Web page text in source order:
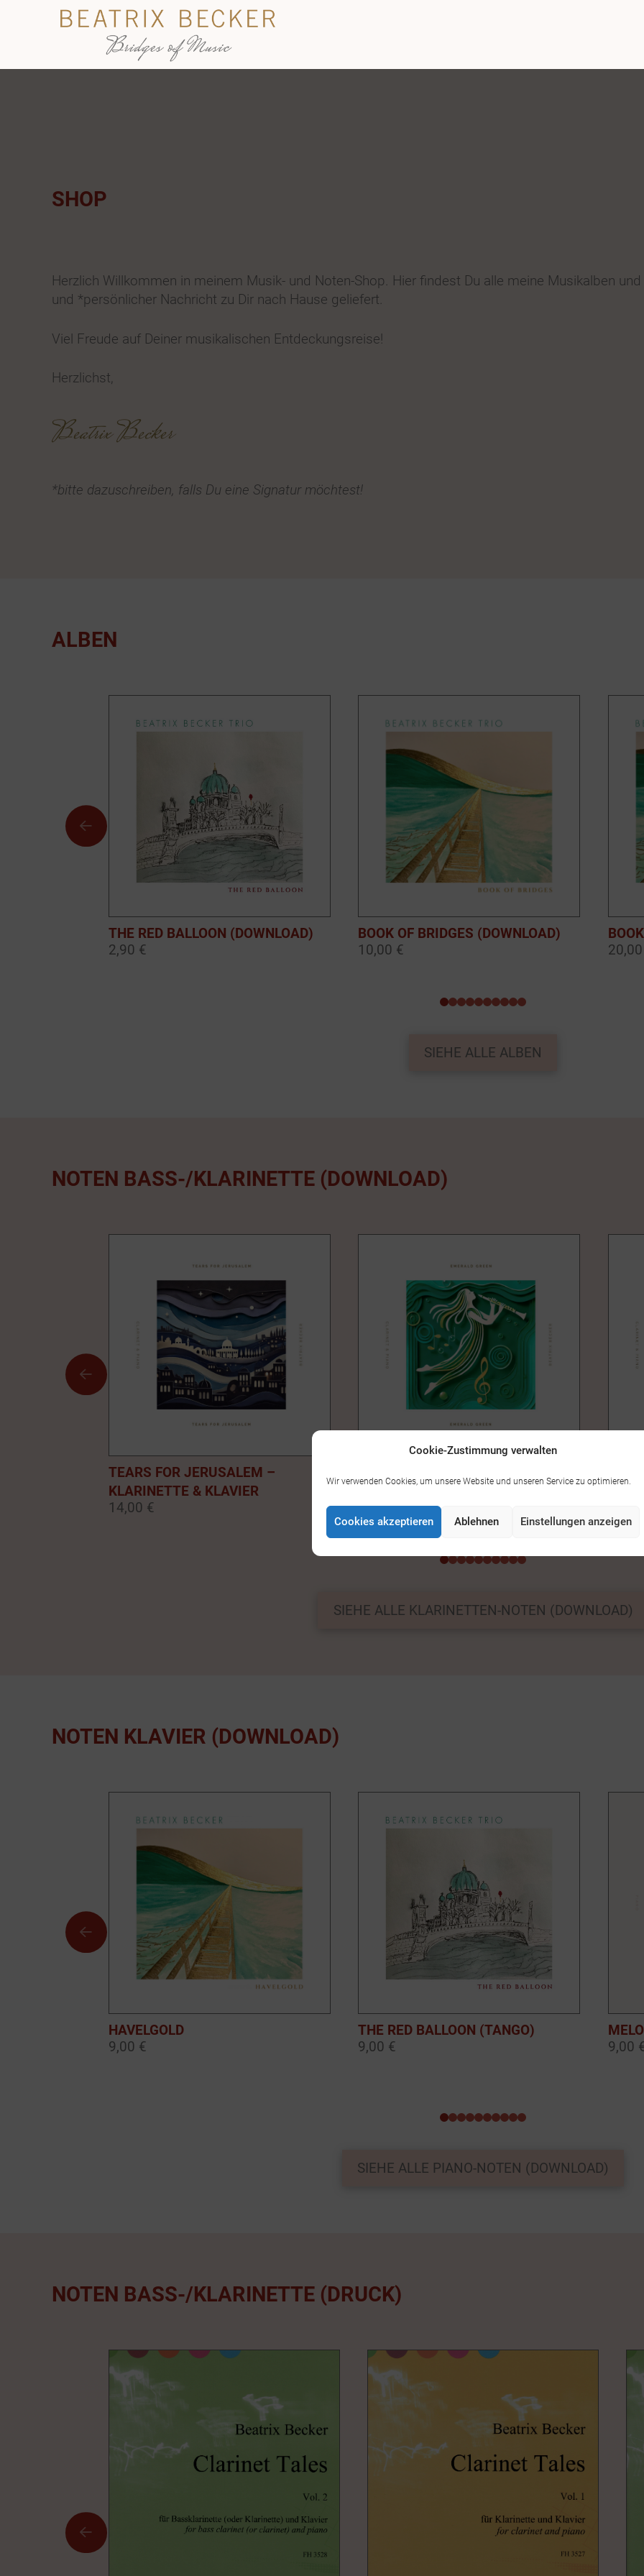
Cookie-Zustimmung verwalten
Wir verwenden Cookies, um unsere Website und unseren Service zu optimieren.
Cookies akzeptieren Ablehnen Einstellungen anzeigen
SHOP
Herzlich Willkommen in meinem Musik- und Noten-Shop. Hier findest Du alle meine Musikalben
und *persönlicher Nachricht zu Dir nach Hause geliefert.
Viel Freude auf Deiner musikalischen Entdeckungsreise!
Herzlichst,
Beatrix Becker
*bitte dazuschreiben, falls Du eine Signatur möchtest!
ALBEN
THE RED BALLOON (DOWNLOAD)
2,90 €
BOOK OF BRIDGES (DOWNLOAD)
10,00 €
0123456789
SIEHE ALLE ALBEN
NOTEN BASS-/KLARINETTE (DOWNLOAD)
TEARS FOR JERUSALEM –
KLARINETTE & KLAVIER
14,00 €
14,00 €
14,00
0123456789
SIEHE ALLE KLARINETTEN-NOTEN (DOWNLOAD)
NOTEN KLAVIER (DOWNLOAD)
HAVELGOLD
9,00 €
THE RED BALLOON (TANGO)
9,00 €
9,00
0123456789
SIEHE ALLE PIANO-NOTEN (DOWNLOAD)
NOTEN BASS-/KLARINETTE (DRUCK)